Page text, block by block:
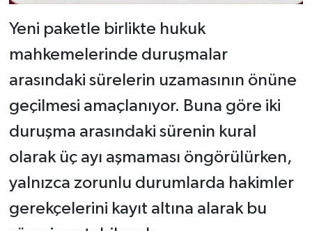
Yeni paketle birlikte hukuk
mahkemelerinde duruşmalar
arasındaki sürelerin uzamasının önüne
geçilmesi amaçlanıyor. Buna göre iki
duruşma arasındaki sürenin kural
olarak üç ayı aşmaması öngörülürken,
yalnızca zorunlu durumlarda hakimler
gerekçelerini kayıt altına alarak bu